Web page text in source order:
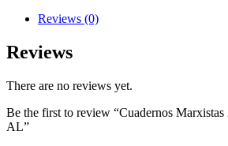
Reviews (0)
Reviews
There are no reviews yet.
Be the first to review “Cuadernos Marxistas
AL”